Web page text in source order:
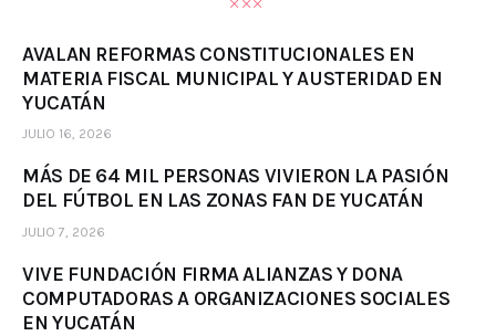
AVALAN REFORMAS CONSTITUCIONALES EN
MATERIA FISCAL MUNICIPAL Y AUSTERIDAD EN
YUCATÁN
JULIO 16, 2026
MÁS DE 64 MIL PERSONAS VIVIERON LA PASIÓN
DEL FÚTBOL EN LAS ZONAS FAN DE YUCATÁN
JULIO 7, 2026
VIVE FUNDACIÓN FIRMA ALIANZAS Y DONA
COMPUTADORAS A ORGANIZACIONES SOCIALES
EN YUCATÁN